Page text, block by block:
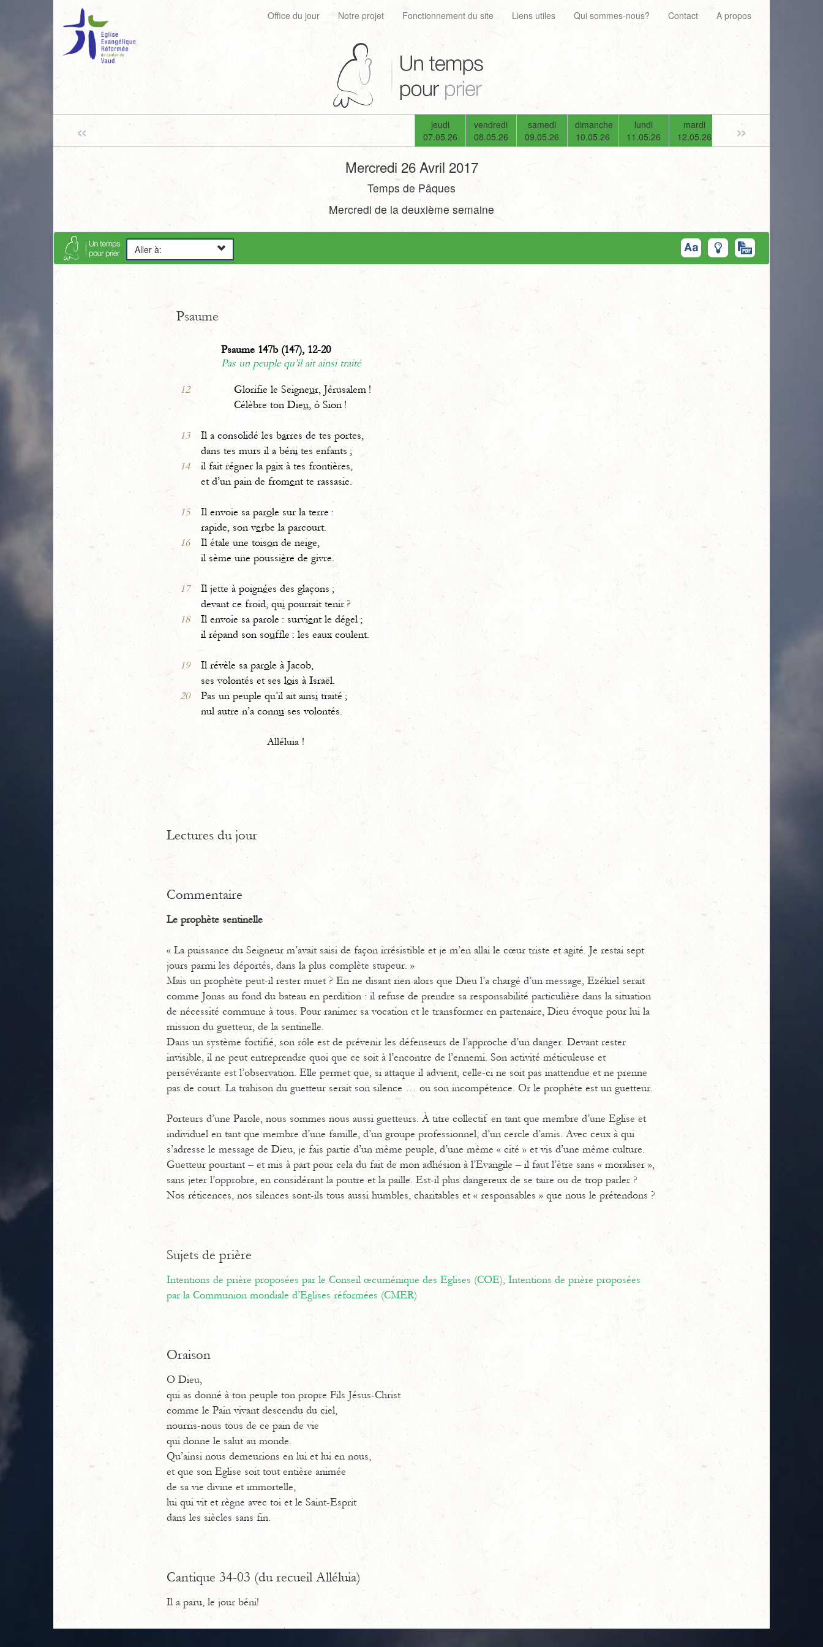
Office du jour Notre projet Fonctionnement du site Liens utiles Qui sommes-nous? Contact A propos
«
jeudi
07.05.26
vendredi
08.05.26
samedi
09.05.26
dimanche
10.05.26
lundi
11.05.26
mardi
12.05.26
13.05.26
»
Mercredi 26 Avril 2017
Temps de Pâques
Mercredi de la deuxième semaine
Aller à:
Psaume
Psaume 147b (147), 12-20
Pas un peuple qu’il ait ainsi traité
12 Glorifie le Seigneur, Jérusalem !
Célèbre ton Dieu, ô Sion !
13 Il a consolidé les barres de tes portes,
dans tes murs il a béni tes enfants ;
14
il fait régner la paix à tes frontières,
et d’un pain de froment te rassasie.
15 Il envoie sa parole sur la terre :
rapide, son verbe la parcourt.
16
Il étale une toison de neige,
il sème une poussière de givre.
17 Il jette à poignées des glaçons ;
devant ce froid, qui pourrait tenir ?
18
Il envoie sa parole : survient le dégel ;
il répand son souffle : les eaux coulent.
19 Il révèle sa parole à Jacob,
ses volontés et ses lois à Israël.
20
Pas un peuple qu’il ait ainsi traité ;
nul autre n’a connuses volontés.
Alléluia !
Lectures du jour
Commentaire
Le prophète sentinelle
« La puissance du Seigneur m’avait saisi de façon irrésistible et je m’en allai le cœur triste et agité. Je restai sept
jours parmi les déportés, dans la plus complète stupeur. »
Mais un prophète peut-il rester muet ? En ne disant rien alors que Dieu l’a chargé d’un message, Ezékiel serait
comme Jonas au fond du bateau en perdition : il refuse de prendre sa responsabilité particulière dans la situation
de nécessité commune à tous. Pour ranimer sa vocation et le transformer en partenaire, Dieu évoque pour lui la
mission du guetteur, de la sentinelle.
Dans un système fortifié, son rôle est de prévenir les défenseurs de l’approche d’un danger. Devant rester
invisible, il ne peut entreprendre quoi que ce soit à l’encontre de l’ennemi. Son activité méticuleuse et
persévérante est l’observation. Elle permet que, si attaque il advient, celle-ci ne soit pas inattendue et ne prenne
pas de court. La trahison du guetteur serait son silence … ou son incompétence. Or le prophète est un guetteur.
Porteurs d’une Parole, nous sommes nous aussi guetteurs. À titre collectif en tant que membre d’une Eglise et
individuel en tant que membre d’une famille, d’un groupe professionnel, d’un cercle d’amis. Avec ceux à qui
s’adresse le message de Dieu, je fais partie d’un même peuple, d’une même « cité » et vis d’une même culture.
Guetteur pourtant – et mis à part pour cela du fait de mon adhésion à l’Evangile – il faut l’être sans « moraliser »,
sans jeter l’opprobre, en considérant la poutre et la paille. Est-il plus dangereux de se taire ou de trop parler ?
Nos réticences, nos silences sont-ils tous aussi humbles, charitables et « responsables » que nous le prétendons ?
Sujets de prière
Intentions de prière proposées par le Conseil œcuménique des Eglises (COE), Intentions de prière proposées
par la Communion mondiale d’Eglises réformées (CMER)
Oraison
O Dieu,
qui as donné à ton peuple ton propre Fils Jésus-Christ
comme le Pain vivant descendu du ciel,
nourris-nous tous de ce pain de vie
qui donne le salut au monde.
Qu’ainsi nous demeurions en lui et lui en nous,
et que son Eglise soit tout entière animée
de sa vie divine et immortelle,
lui qui vit et règne avec toi et le Saint-Esprit
dans les siècles sans fin.
Cantique 34-03 (du recueil Alléluia)
Il a paru, le jour béni!